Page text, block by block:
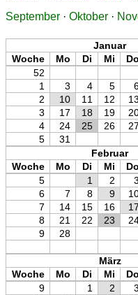
September · Oktober ·
Januar
Woche
Mo Di Mi Do
52
1
3 4 5
2
10 11 12 13
3
17 18 19
4
24 25 26 27
5
31
Februar
Woche
Mo Di Mi Do
5
1 2 3
6
7 8 9
7
14 15 16 17
8
21 22 23
9
28
März
Woche
Mo Di Mi Do
9
1 2 3